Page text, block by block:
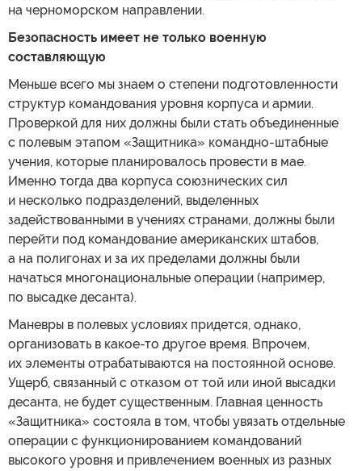
на черноморском направлении.
Безопасность имеет не только военную
составляющую
Меньше всего мы знаем о степени подготовленности
структур командования уровня корпуса и армии.
Проверкой для них должны были стать объединенные
с полевым этапом «Защитника» командно-штабные
учения, которые планировалось провести в мае.
Именно тогда два корпуса союзнических сил
и несколько подразделений, выделенных
задействованными в учениях странами, должны были
перейти под командование американских штабов,
а на полигонах и за их пределами должны были
начаться многонациональные операции (например,
по высадке десанта).
Маневры в полевых условиях придется, однако,
организовать в какое-то другое время. Впрочем,
их элементы отрабатываются на постоянной основе.
Ущерб, связанный с отказом от той или иной высадки
десанта, не будет существенным. Главная ценность
«Защитника» состояла в том, чтобы увязать отдельные
операции с функционированием командований
высокого уровня и привлечением военных из разных